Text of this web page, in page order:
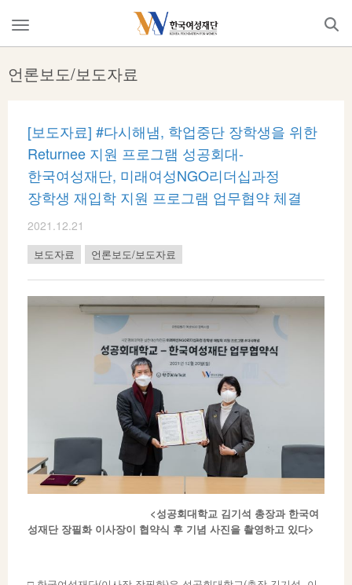
메
뉴
기
언론보도/보도자료
[보도자료] #다시해냄, 학업중단 장학생을 위한
Returnee 지원 프로그램 성공회대-
한국여성재단, 미래여성NGO리더십과정
장학생 재입학 지원 프로그램 업무협약 체결
2021.12.21
보도자료 언론보도/보도자료
<성공회대학교 김기석 총장과 한국여
성재단 장필화 이사장이 협약식 후 기념 사진을 촬영하고 있다>